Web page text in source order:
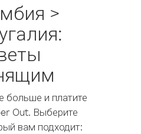
>
больше и платите
Out. Выберите
вам подходит: